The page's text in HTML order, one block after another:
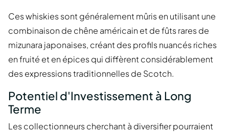
Ces whiskies sont généralement mûris en utilisant une
combinaison de chêne américain et de fûts rares de
mizunara japonaises, créant des profils nuancés riches
en fruité et en épices qui diffèrent considérablement
des expressions traditionnelles de Scotch.
Potentiel d'Investissement à Long
Terme
Les collectionneurs cherchant à diversifier pourraient